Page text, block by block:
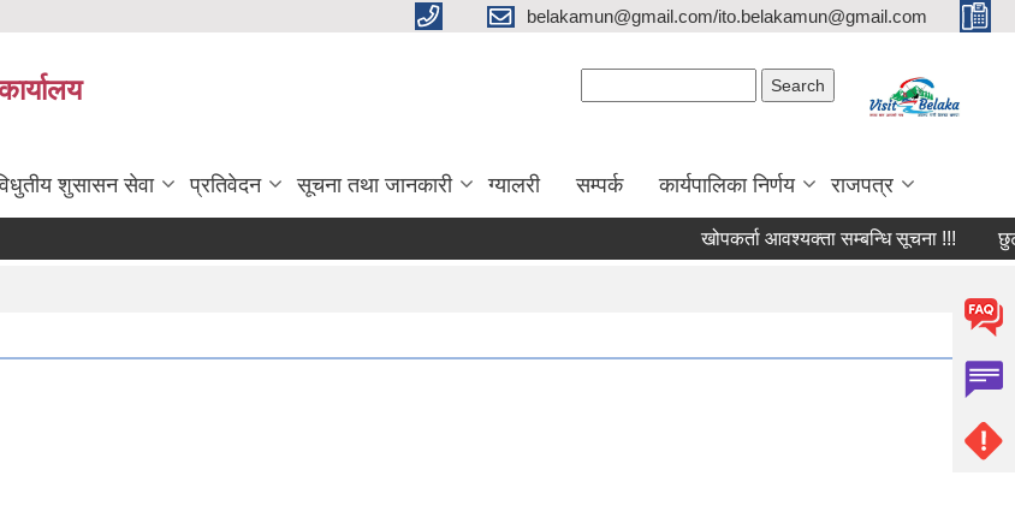
belakamun@gmail.com/ito.belakamun@gmail.com
शुसासन सेवा प्रतिवेदन सूचना तथा जानकारी ग्यालरी सम्पर्क कार्यपालिका निर्णय राजपत्र
खोपकर्ता आवश्यक्ता सम्बन्धि सूचना !!! छुट